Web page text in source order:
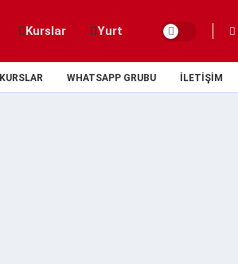
Kurslar Yurt
KURSLAR WHATSAPP GRUBU İLETIŞIM